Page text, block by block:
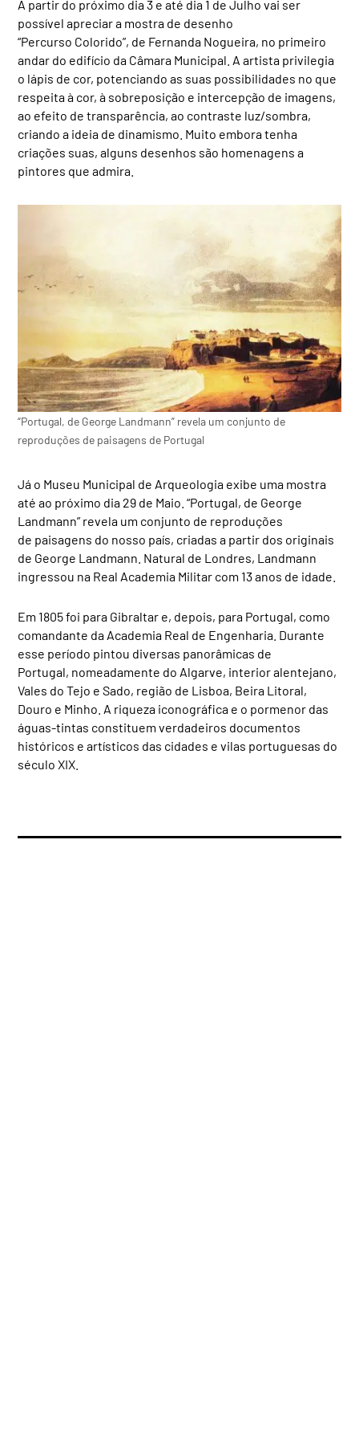
A partir do próximo dia 3 e até dia 1 de Julho vai ser
possível apreciar a mostra de desenho
“Percurso Colorido”, de Fernanda Nogueira, no primeiro
andar do edifício da Câmara Municipal. A artista privilegia
o lápis de cor, potenciando as suas possibilidades no que
respeita à cor, à sobreposição e intercepção de imagens,
ao efeito de transparência, ao contraste luz/sombra,
criando a ideia de dinamismo. Muito embora tenha
criações suas, alguns desenhos são homenagens a
pintores que admira.
“Portugal, de George Landmann” revela um conjunto de
reproduções de paisagens de Portugal
Já o Museu Municipal de Arqueologia exibe uma mostra
até ao próximo dia 29 de Maio. “Portugal, de George
Landmann” revela um conjunto de reproduções
de paisagens do nosso país, criadas a partir dos originais
de George Landmann. Natural de Londres, Landmann
ingressou na Real Academia Militar com 13 anos de idade.
Em 1805 foi para Gibraltar e, depois, para Portugal, como
comandante da Academia Real de Engenharia. Durante
esse período pintou diversas panorâmicas de
Portugal, nomeadamente do Algarve, interior alentejano,
Vales do Tejo e Sado, região de Lisboa, Beira Litoral,
Douro e Minho. A riqueza iconográfica e o pormenor das
águas-tintas constituem verdadeiros documentos
históricos e artísticos das cidades e vilas portuguesas do
século XIX.